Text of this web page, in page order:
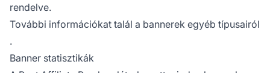
rendelve.
További információkat talál a bannerek egyéb típusairól
.
Banner statisztikák